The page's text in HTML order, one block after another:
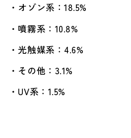
・オゾン系：18.5%
・噴霧系：10.8%
・光触媒系：4.6%
・その他：3.1%
・UV系：1.5%